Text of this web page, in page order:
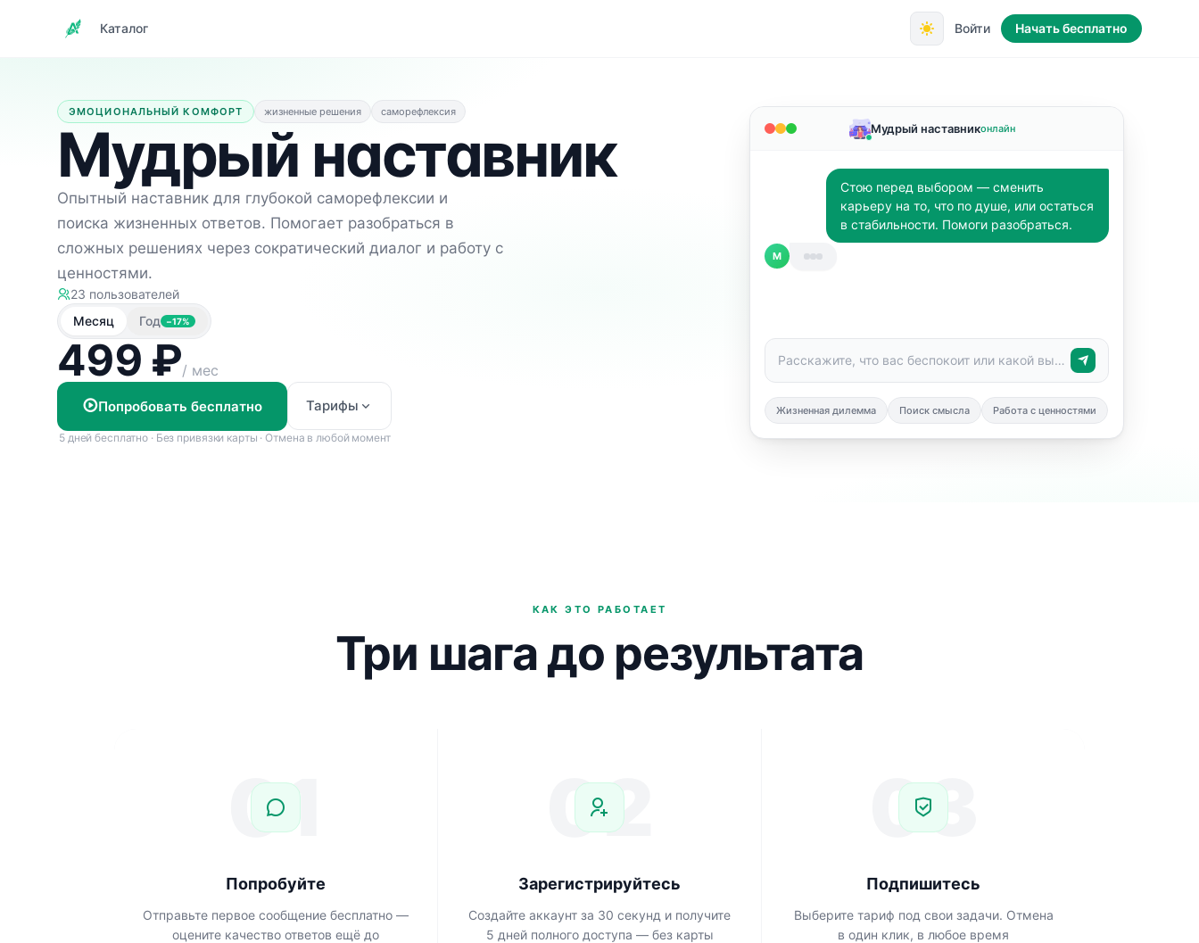
Каталог Войти Начать бесплатно
ЭМОЦИОНАЛЬНЫЙ КОМФОРТ жизненные решения саморефлексия
Мудрый наставник
Опытный наставник для глубокой саморефлексии и
поиска жизненных ответов. Помогает разобраться в
сложных решениях через сократический диалог и работу с
ценностями.
23 пользователей
Месяц
Год −17%
499 ₽/ мес
Попробовать бесплатно Тарифы
5 дней бесплатно · Без привязки карты · Отмена в любой момент
Мудрый наставниконлайн
Стою перед выбором — сменить
карьеру на то, что по душе, или остаться
в стабильности. Помоги разобраться.
М
Расскажите, что вас беспокоит или какой выбор перед вами стоит...
Жизненная дилемма Поиск смысла Работа с ценностями
КАК ЭТО РАБОТАЕТ
Три шага до результата
01
Попробуйте
Отправьте первое сообщение бесплатно —
оцените качество ответов ещё до
02
Зарегистрируйтесь
Создайте аккаунт за 30 секунд и получите
5 дней полного доступа — без карты
03
Подпишитесь
Выберите тариф под свои задачи. Отмена
в один клик, в любое время